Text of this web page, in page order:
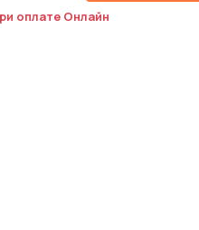
оплате Онлайн